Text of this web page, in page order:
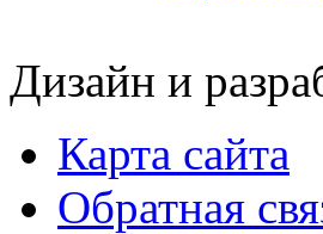
Дизайн и
Карта сайта
Обратная